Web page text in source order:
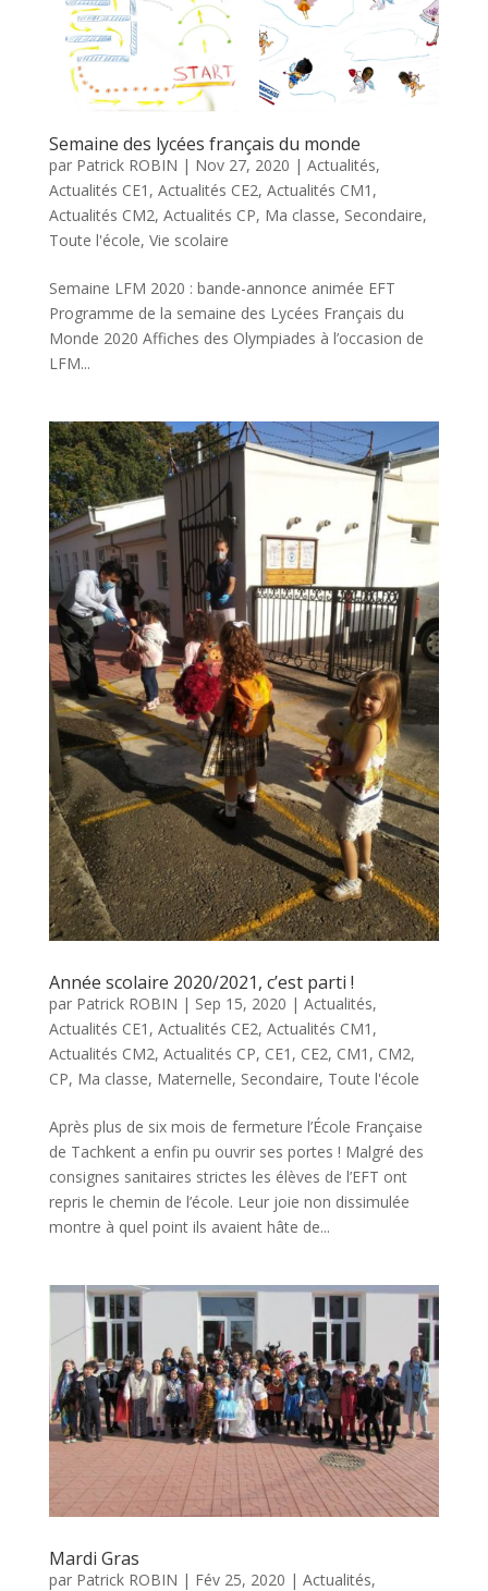
Semaine des lycées français du monde
par Patrick ROBIN | Nov 27, 2020 | Actualités,
Actualités CE1 , Actualités CE2, Actualités CM1 ,
Actualités CM2, Actualités CP, Ma classe, Secondaire,
Toute l'école, Vie scolaire
Semaine LFM 2020 : bande-annonce animée EFT
Programme de la semaine des Lycées Français du
Monde 2020 Affiches des Olympiades à l’occasion de
LFM...
Année scolaire 2020/2021, c’est parti !
par Patrick ROBIN | Sep 15, 2020 | Actualités,
Actualités CE1 , Actualités CE2, Actualités CM1 ,
Actualités CM2, Actualités CP, CE1 , CE2, CM1 , CM2,
CP, Ma classe, Maternelle, Secondaire, Toute l'école
Après plus de six mois de fermeture l’École Française
de Tachkent a enfin pu ouvrir ses portes ! Malgré des
consignes sanitaires strictes les élèves de l’EFT ont
repris le chemin de l’école. Leur joie non dissimulée
montre à quel point ils avaient hâte de...
Mardi Gras
par Patrick ROBIN | Fév 25, 2020 | Actualités,